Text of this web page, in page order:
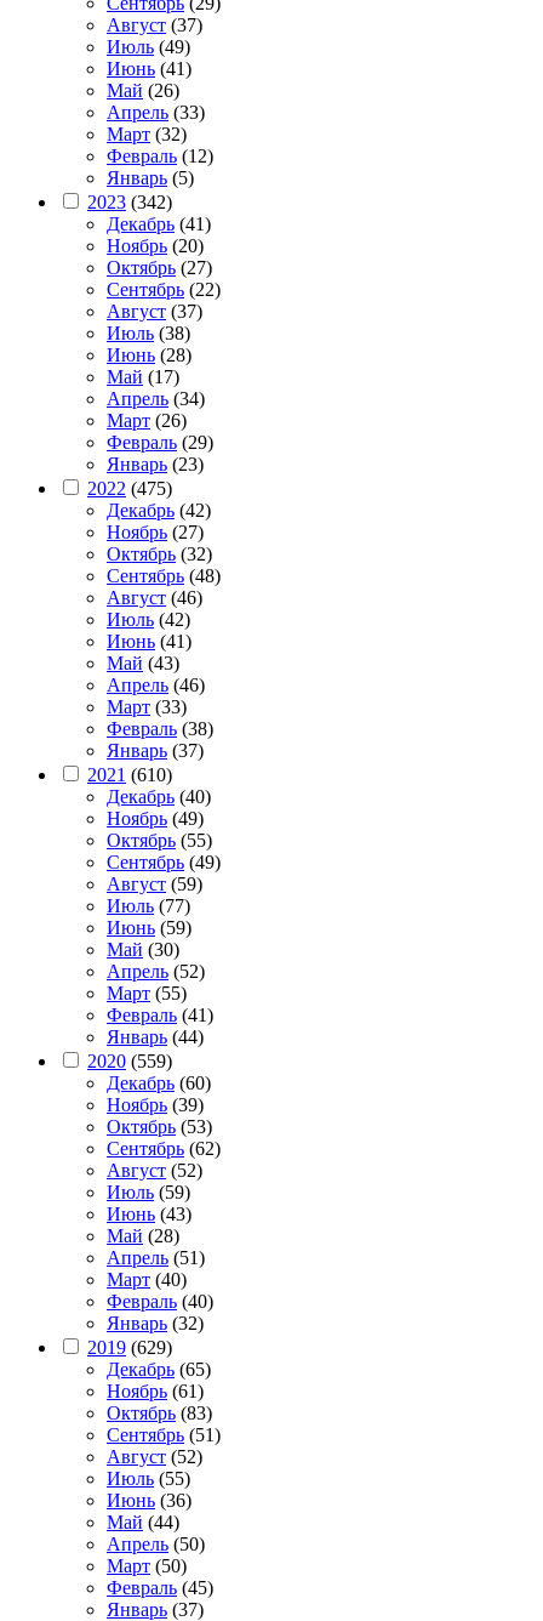
Август (37)
Июль (49)
Июнь (41)
Май (26)
Апрель (33)
Март (32)
Февраль (12)
Январь (5)
2023 (342)
Декабрь (41)
Ноябрь (20)
Октябрь (27)
Сентябрь (22)
Август (37)
Июль (38)
Июнь (28)
Май (17)
Апрель (34)
Март (26)
Февраль (29)
Январь (23)
2022 (475)
Декабрь (42)
Ноябрь (27)
Октябрь (32)
Сентябрь (48)
Август (46)
Июль (42)
Июнь (41)
Май (43)
Апрель (46)
Март (33)
Февраль (38)
Январь (37)
2021 (610)
Декабрь (40)
Ноябрь (49)
Октябрь (55)
Сентябрь (49)
Август (59)
Июль (77)
Июнь (59)
Май (30)
Апрель (52)
Март (55)
Февраль (41)
Январь (44)
2020 (559)
Декабрь (60)
Ноябрь (39)
Октябрь (53)
Сентябрь (62)
Август (52)
Июль (59)
Июнь (43)
Май (28)
Апрель (51)
Март (40)
Февраль (40)
Январь (32)
2019 (629)
Декабрь (65)
Ноябрь (61)
Октябрь (83)
Сентябрь (51)
Август (52)
Июль (55)
Июнь (36)
Май (44)
Апрель (50)
Март (50)
Февраль (45)
Январь (37)